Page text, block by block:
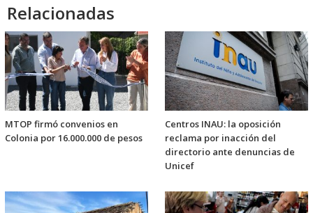
Relacionadas
MTOP firmó convenios en
Colonia por 16.000.000 de pesos
Centros INAU: la oposición
reclama por inacción del
directorio ante denuncias de
Unicef